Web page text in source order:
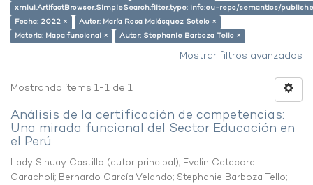
xmlui.ArtifactBrowser.SimpleSearch.filter.type: info:eu-repo/semantics/
Fecha: 2022 ×
Autor: María Rosa Malásquez Sotelo ×
Materia: Mapa funcional ×
Autor: Stephanie Barboza Tello ×
Mostrar filtros avanzados
Mostrando ítems 1-1 de 1
Análisis de la certificación de competencias:
Una mirada funcional del Sector Educación en
el Perú
Lady Sihuay Castillo (autor principal); Evelin Catacora
Caracholi; Bernardo García Velando; Stephanie Barboza Tello;